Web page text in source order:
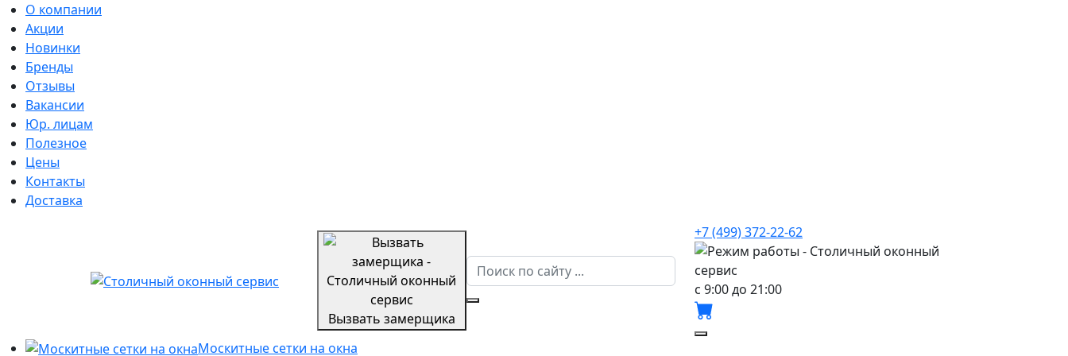
О компании
Акции
Новинки
Бренды
Отзывы
Вакансии
Юр. лицам
Полезное
Цены
Контакты
Доставка
Вызвать замерщика
+7 (499) 372-22-62
с 9:00 до 21:00
Москитные сетки на окна